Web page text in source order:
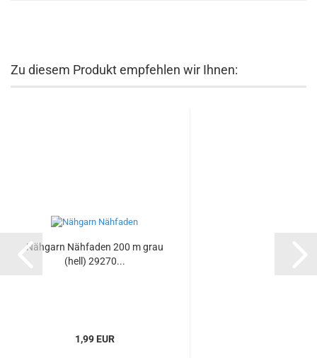
Zu diesem Produkt empfehlen wir Ihnen:
Nähgarn Nähfaden 200 m grau
(hell) 29270...
1,99 EUR